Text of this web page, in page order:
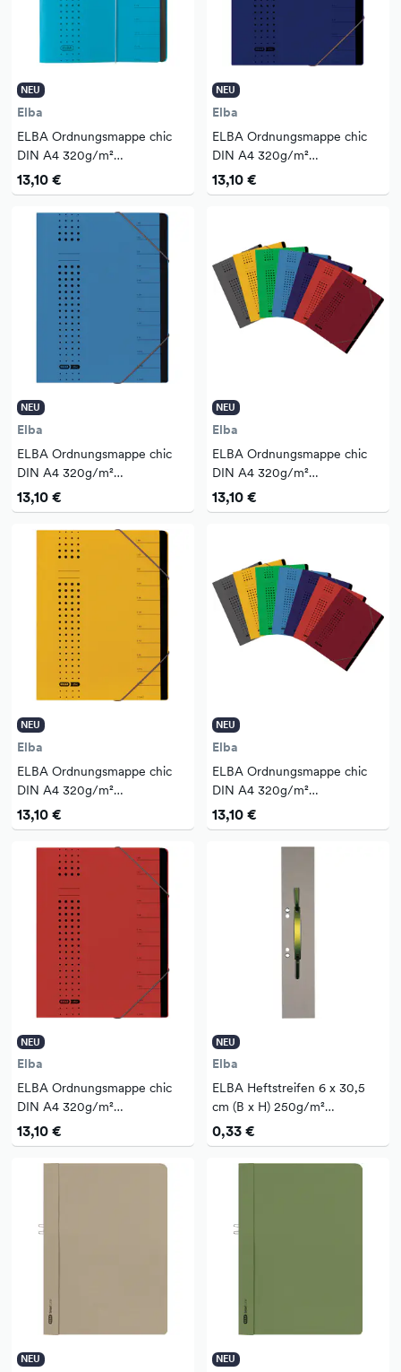
NEU
Elba
ELBA Ordnungsmappe chic
DIN A4 320g/m²
Intensivkarton, recycelt Farbe:
blau 12 Fächer
13,10 €
NEU
Elba
ELBA Ordnungsmappe chic
DIN A4 320g/m²
Intensivkarton, recycelt Farbe:
dunkelblau 12 Fächer
13,10 €
NEU
Elba
ELBA Ordnungsmappe chic
DIN A4 320g/m²
Intensivkarton, recycelt Farbe:
blau 7 Fächer
13,10 €
NEU
Elba
ELBA Ordnungsmappe chic
DIN A4 320g/m²
Intensivkarton, recycelt Farbe:
dunkelblau 7 Fächer
13,10 €
NEU
Elba
ELBA Ordnungsmappe chic
DIN A4 320g/m²
Intensivkarton, recycelt Farbe:
gelb 7 Fächer
13,10 €
NEU
Elba
ELBA Ordnungsmappe chic
DIN A4 320g/m²
Intensivkarton, recycelt Farbe:
bordeaux 7 Fächer
13,10 €
NEU
Elba
ELBA Ordnungsmappe chic
DIN A4 320g/m²
Intensivkarton, recycelt Farbe:
rot 7 Fächer
13,10 €
NEU
Elba
ELBA Heftstreifen 6 x 30,5
cm (B x H) 250g/m²
Manilakarton, recycelt grau
0,33 €
NEU NEU